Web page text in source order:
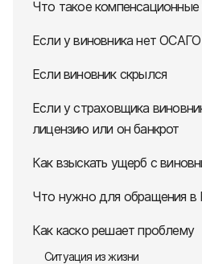
Что такое
Если у виновника нет ОСАГО
Если виновник скрылся
Если у страховщика
лицензию или он банкрот
Как взыскать ущерб с
Что нужно для обращения
Как каско решает проблему
Ситуация из жизни